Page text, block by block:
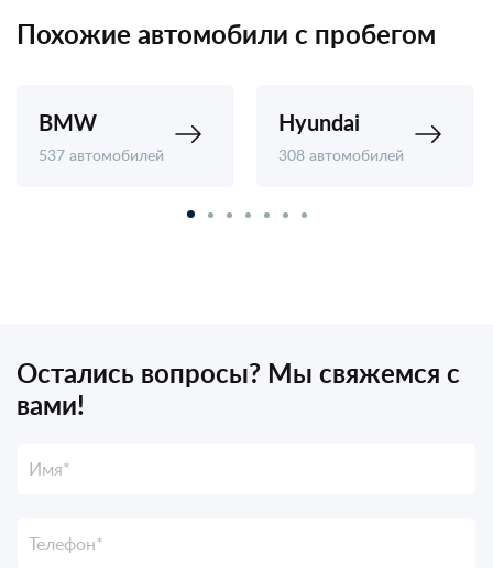
Похожие автомобили с пробегом
BMW
537 автомобилей
Hyundai
308 автомобилей
Остались вопросы? Мы свяжемся с
вами!